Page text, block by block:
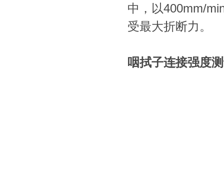
中，以400mm/
受最大折断力。
咽拭子连接强度